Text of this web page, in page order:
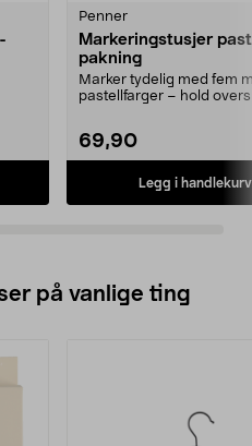
Penner
Markeringstusjer
pakning
Marker tydelig med fem
pastellfarger – hold
69,90
Legg i handlekurv
på vanlige ting